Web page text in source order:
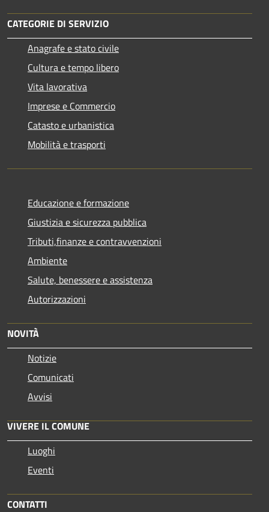
CATEGORIE DI SERVIZIO
Anagrafe e stato civile
Cultura e tempo libero
Vita lavorativa
Imprese e Commercio
Catasto e urbanistica
Mobilità e trasporti
Educazione e formazione
Giustizia e sicurezza pubblica
Tributi,finanze e contravvenzioni
Ambiente
Salute, benessere e assistenza
Autorizzazioni
NOVITÀ
Notizie
Comunicati
Avvisi
VIVERE IL COMUNE
Luoghi
Eventi
CONTATTI